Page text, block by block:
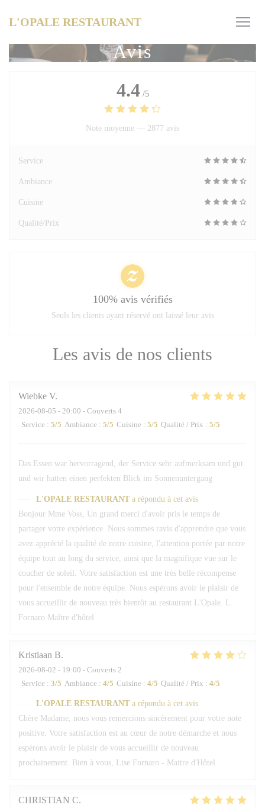
L'OPALE RESTAURANT
Avis
Les avis de nos clients
Wiebke V
2026-08-05 - 20:00 - Couverts 4
Service : 5/5 Ambiance : 5/5 Cuisine : 5/5 Qualité / Prix : 5/5
Das Essen war hervorragend, der Service sehr aufmerksam und gut
und wir hatten einen perfekten Blick im Sonnenuntergang
L'OPALE RESTAURANT a répondu à cet avis
Bonjour Mme Voss, Un grand merci d'avoir pris le temps de
partager votre expérience. Nous sommes ravis d'apprendre que vous
avez apprécié la qualité de notre cuisine, l'attention portée par notre
équipe tout au long du service, ainsi que la magnifique vue sur le
coucher de soleil. Votre satisfaction est une très belle récompense
pour l'ensemble de notre équipe. Nous espérons avoir le plaisir de
vous accueillir de nouveau très bientôt au restaurant L'Opale. L.
Fornaro Maître d'hôtel
Kristiaan B
2026-08-02 - 19:00 - Couverts 2
Service : 3/5 Ambiance : 4/5 Cuisine : 4/5 Qualité / Prix : 4/5
L'OPALE RESTAURANT a répondu à cet avis
Chère Madame, nous vous remercions sincèrement pour votre note
positive. Votre satisfaction est au cœur de notre démarche et nous
espérons avoir le plaisir de vous accueillir de nouveau
prochainement. Bien à vous, Lise Fornaro - Maitre d'Hôtel
CHRISTIAN C
4.4 /5
Note moyenne — 2877 avis
Service
Ambiance
Cuisine
Qualité/Prix
100% avis vérifiés
Seuls les clients ayant réservé ont laissé leur avis